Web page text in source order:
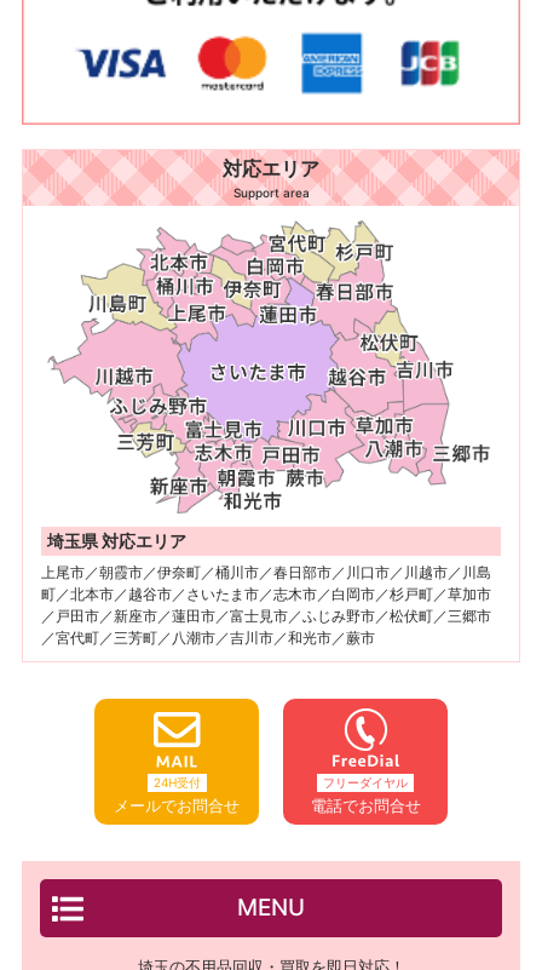
対応エリア
Support area
埼玉県 対応エリア
上尾市／朝霞市／伊奈町／桶川市／春日部市／川口市／川越市／川島
町／北本市／越谷市／さいたま市／志木市／白岡市／杉戸町／草加市
／戸田市／新座市／蓮田市／富士見市／ふじみ野市／松伏町／三郷市
／宮代町／三芳町／八潮市／吉川市／和光市／蕨市
24H受付
メールでお問合せ
フリーダイヤル
電話でお問合せ
MENU
埼玉の不用品回収・買取を即日対応！